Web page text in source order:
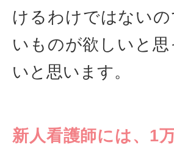
けるわけではない
いものが欲しいと
いと思います。
新人看護師には、1